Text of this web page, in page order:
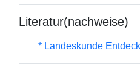
Literatur(nachweise)
* Landeskunde